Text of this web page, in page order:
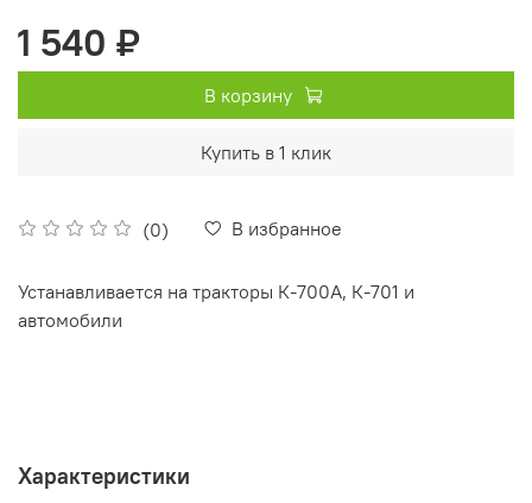
(0) В избранное
1 540 ₽
В корзину
Купить в 1 клик
Устанавливается на тракторы К-700А, К-701 и
автомобили
Характеристики